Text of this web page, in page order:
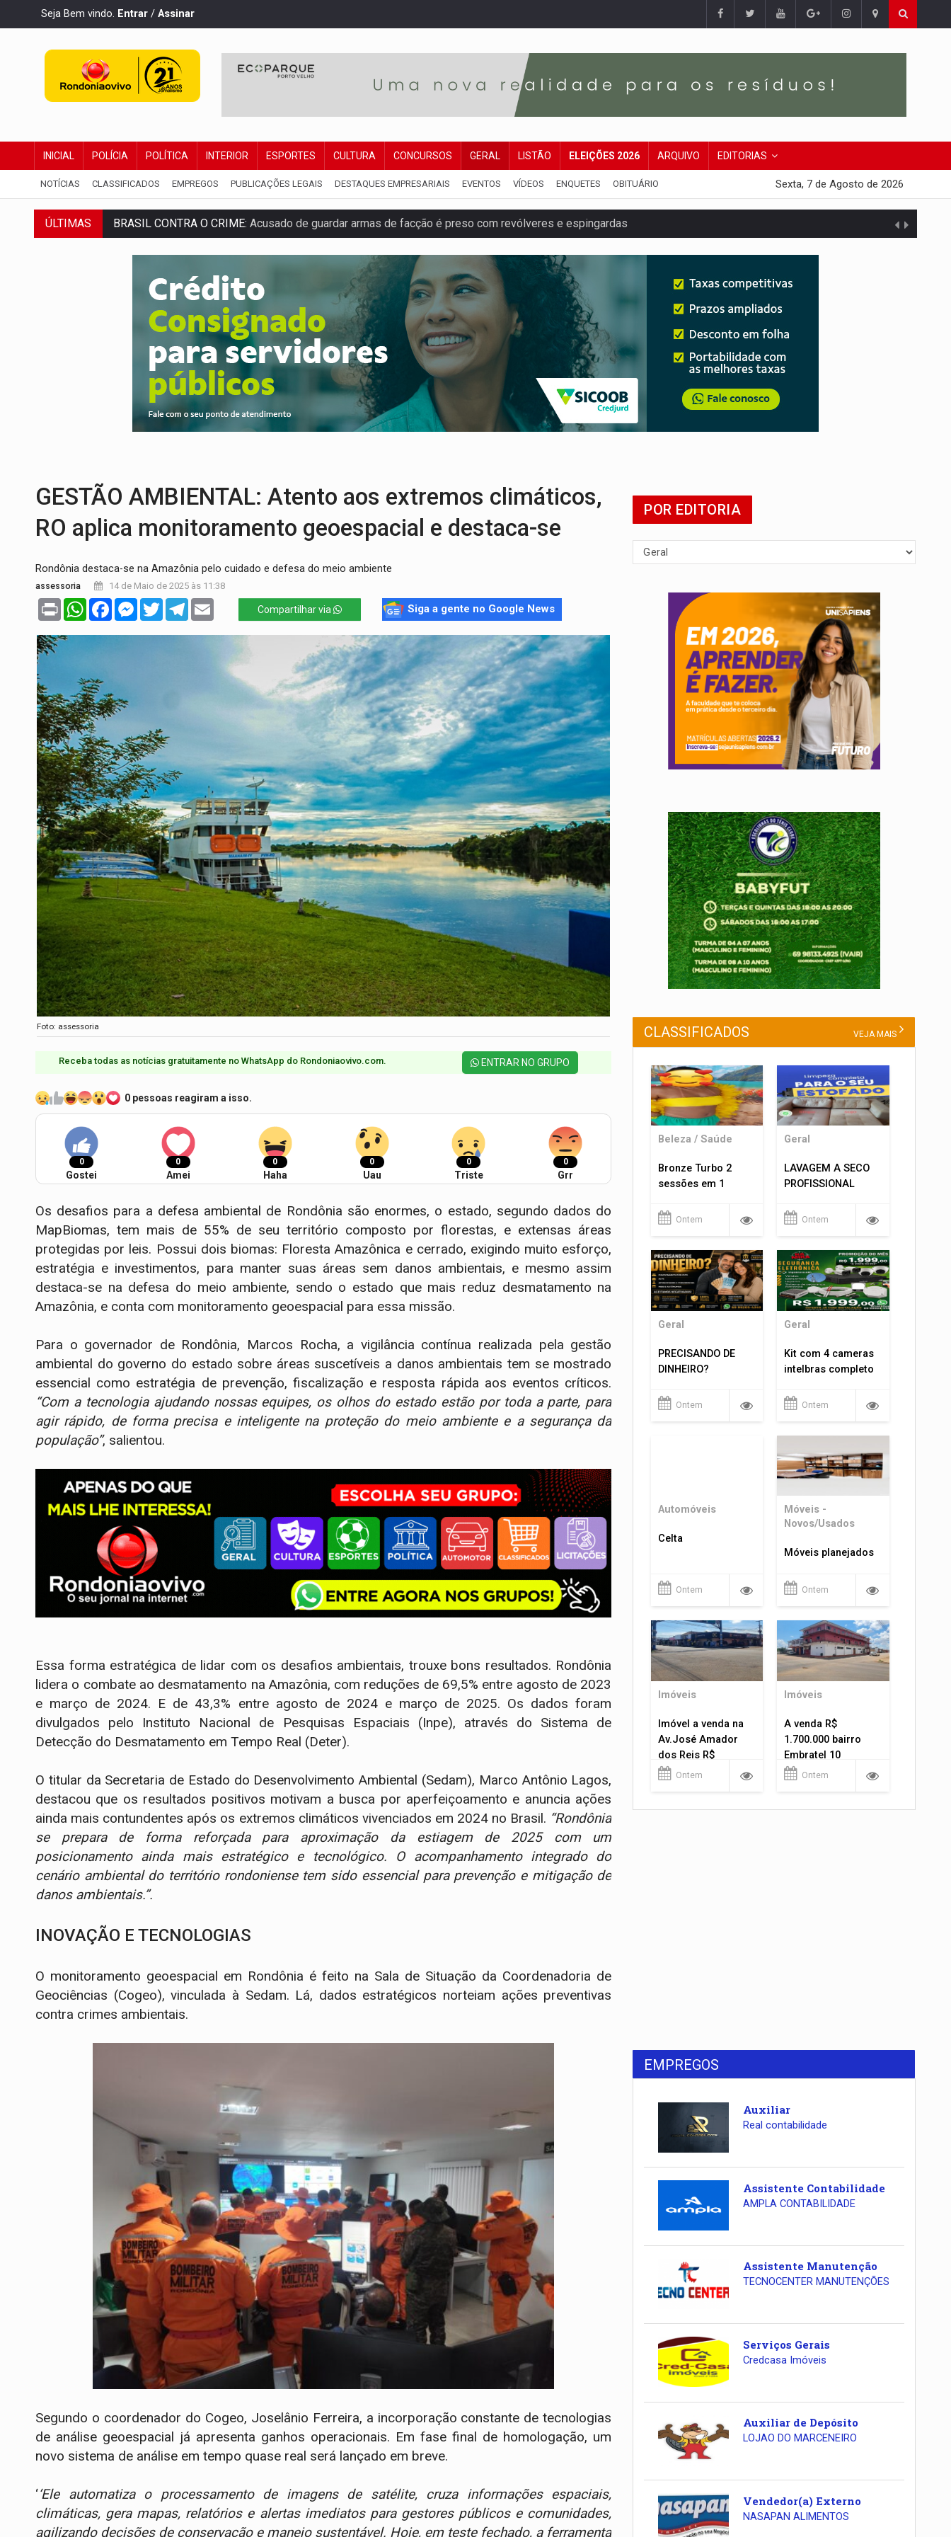
Seja Bem vindo. Entrar / Assinar
INICIAL POLÍCIA POLÍTICA INTERIOR ESPORTES CULTURA CONCURSOS GERAL LISTÃO ELEIÇÕES 2026 ARQUIVO EDITORIAS
NOTÍCIAS CLASSIFICADOS EMPREGOS PUBLICAÇÕES LEGAIS DESTAQUES EMPRESARIAIS EVENTOS VÍDEOS ENQUETES OBITUÁRIO Sexta, 7 de Agosto de 2026
ÚLTIMAS BRASIL CONTRA O CRIME: Acusado de guardar armas de facção é preso com revólveres e espingardas
TRAGÉDIA:Sobe para cinco o número de mortos em colisão entre carreta e Fiat Uno na BR-364
TRANSPORTE DE ARROZ:MPF assegura cumprimento da legislação sobre transporte de cargas por empresa
DEEPFAKE: Sancionada lei contra violência sexual infantil na internet e via IA
COLEGIADO:Brasil e Rússia discutem energia nuclear, defesa e ciência em Brasília
URGENTE:Colisão entre caminhão e carro deixa quatro mortos e um em estado grave na BR
ENCONTRO:Amazônia Negra ganha projeção nacional com participação de Marcela Bonfim
PREVISÃO:Porto Velho tem chances de chuvas isoladas nesta sexta-feira (7)
GESTÃO AMBIENTAL: Atento aos extremos climáticos,
RO aplica monitoramento geoespacial e destaca-se
Rondônia destaca-se na Amazônia pelo cuidado e defesa do meio ambiente
assessoria 14 de Maio de 2025 às 11:38
Print WhatsAppFacebookMessenger
TwitterTelegram Compartilhar via Siga a gente no Google News
Foto: assessoria
Receba todas as notícias gratuitamente no WhatsApp do Rondoniaovivo.com.​ ENTRAR NO GRUPO
0 pessoas reagiram a isso.
0
Gostei
0
Amei
0
Haha
0
Uau
0
Triste
0
Grr
Os desafios para a defesa ambiental de Rondônia são enormes, o estado, segundo dados do
MapBiomas, tem mais de 55% de seu território composto por florestas, e extensas áreas
protegidas por leis. Possui dois biomas: Floresta Amazônica e cerrado, exigindo muito esforço,
estratégia e investimentos, para manter suas áreas sem danos ambientais, e mesmo assim
destaca-se na defesa do meio ambiente, sendo o estado que mais reduz desmatamento na
Amazônia, e conta com monitoramento geoespacial para essa missão.
Para o governador de Rondônia, Marcos Rocha, a vigilância contínua realizada pela gestão
ambiental do governo do estado sobre áreas suscetíveis a danos ambientais tem se mostrado
essencial como estratégia de prevenção, fiscalização e resposta rápida aos eventos críticos.
‘‘Com a tecnologia ajudando nossas equipes, os olhos do estado estão por toda a parte, para
agir rápido, de forma precisa e inteligente na proteção do meio ambiente e a segurança da
população’’, salientou.
Essa forma estratégica de lidar com os desafios ambientais, trouxe bons resultados. Rondônia
lidera o combate ao desmatamento na Amazônia, com reduções de 69,5% entre agosto de 2023
e março de 2024. E de 43,3% entre agosto de 2024 e março de 2025. Os dados foram
divulgados pelo Instituto Nacional de Pesquisas Espaciais (Inpe), através do Sistema de
Detecção do Desmatamento em Tempo Real (Deter).
O titular da Secretaria de Estado do Desenvolvimento Ambiental (Sedam), Marco Antônio Lagos,
destacou que os resultados positivos motivam a busca por aperfeiçoamento e anuncia ações
ainda mais contundentes após os extremos climáticos vivenciados em 2024 no Brasil. ‘‘Rondônia
se prepara de forma reforçada para aproximação da estiagem de 2025 com um
posicionamento ainda mais estratégico e tecnológico. O acompanhamento integrado do
cenário ambiental do território rondoniense tem sido essencial para prevenção e mitigação de
danos ambientais.’’.
INOVAÇÃO E TECNOLOGIAS
O monitoramento geoespacial em Rondônia é feito na Sala de Situação da Coordenadoria de
Geociências (Cogeo), vinculada à Sedam. Lá, dados estratégicos norteiam ações preventivas
contra crimes ambientais.
Segundo o coordenador do Cogeo, Joselânio Ferreira, a incorporação constante de tecnologias
de análise geoespacial já apresenta ganhos operacionais. Em fase final de homologação, um
novo sistema de análise em tempo quase real será lançado em breve.
‘‘Ele automatiza o processamento de imagens de satélite, cruza informações espaciais,
climáticas, gera mapas, relatórios e alertas imediatos para gestores públicos e comunidades,
agilizando decisões de conservação e manejo sustentável. Hoje, em teste fechado, a ferramenta
POR EDITORIA
CLASSIFICADOS VEJA MAIS
Beleza / Saúde
Bronze Turbo 2
sessões em 1
Ontem
Geral
LAVAGEM A SECO
PROFISSIONAL
Ontem
Geral
PRECISANDO DE
DINHEIRO?
Ontem
Geral
Kit com 4 cameras
intelbras completo
Ontem
Automóveis
Celta
Ontem
Móveis -
Novos/Usados
Móveis planejados
Ontem
Imóveis
Imóvel a venda na
Av.José Amador
dos Reis R$
1.400.000
Ontem
Imóveis
A venda R$
1.700.000 bairro
Embratel 10
apartamentos!
Ontem
EMPREGOS
Auxiliar
Real contabilidade
Assistente Contabilidade
AMPLA CONTABILIDADE
Assistente Manutenção
TECNOCENTER MANUTENÇÕES
Serviços Gerais
Credcasa Imóveis
Auxiliar de Depósito
LOJAO DO MARCENEIRO
Vendedor(a) Externo
NASAPAN ALIMENTOS